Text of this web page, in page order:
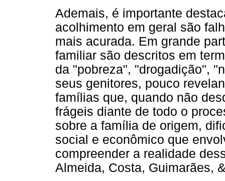
Ademais, é importante
acolhimento em geral são
mais acurada. Em grande
familiar são descritos em
da "pobreza", "drogadição",
seus genitores, pouco
famílias que, quando não
frágeis diante de todo o
sobre a família de origem,
social e econômico que
compreender a realidade
Almeida, Costa, Guimarães,